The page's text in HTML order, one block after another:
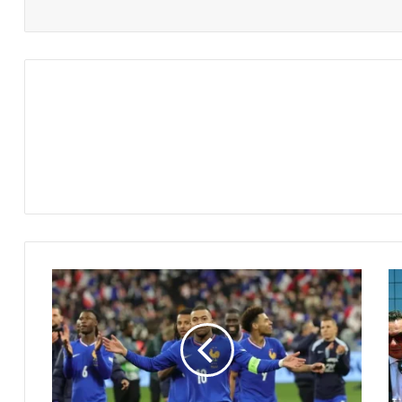
فرنسا
تحلم
بالنجمة
الثالثة
في
كأس
العالم